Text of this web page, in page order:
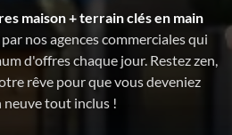
maison + terrain clés en main
nos agences commerciales qui
d'offres chaque jour. Restez zen,
rêve pour que vous deveniez
tout inclus !